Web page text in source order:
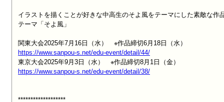
イラストを描くことが好きな中高生のそよ風をテーマにした素敵な作
テーマ「そよ風」
https://www.sanpou-s.net/edu-event/detail/44/
https://www.sanpou-s.net/edu-event/detail/38/
*******************